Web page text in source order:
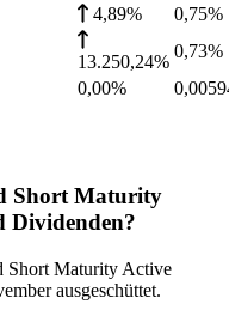
4,89% 0,75%
13.250,24%
0,73%
0,00%
Short Maturity
Dividenden?
Short Maturity Active
ausgeschüttet.